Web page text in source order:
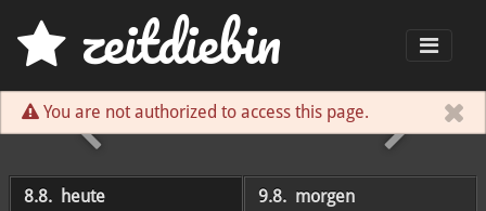
zeitdiebin
You are not authorized to access this page.
früher
8.8. heute 9.8. morgen